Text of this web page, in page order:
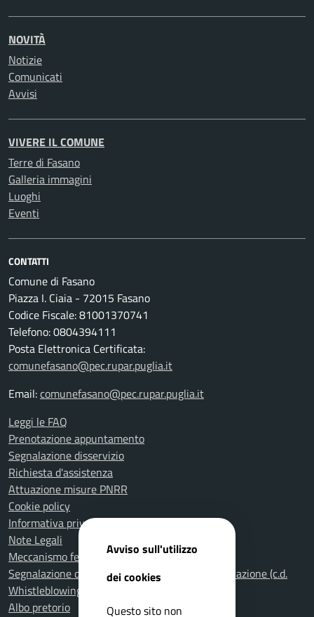
NOVITÀ
Notizie
Comunicati
Avvisi
VIVERE IL COMUNE
Terre di Fasano
Galleria immagini
Luoghi
Eventi
CONTATTI
Comune di Fasano
Piazza I. Ciaia - 72015 Fasano
Codice Fiscale: 81001370741
Telefono: 0804394111
Posta Elettronica Certificata:
comunefasano@pec.rupar.puglia.it
Email:comunefasano@pec.rupar.puglia.it
Leggi le FAQ
Prenotazione appuntamento
Segnalazione disservizio
Richiesta d'assistenza
Attuazione misure PNRR
Cookie policy
Informativa privacy
Note Legali
Meccanismo feedback per l'accessibilità
Segnalazione di illeciti nella Pubblica Amministrazione (c.d.
Whistleblowing)
Albo pretorio
Avviso sull'utilizzo
dei cookies
Questo sito non